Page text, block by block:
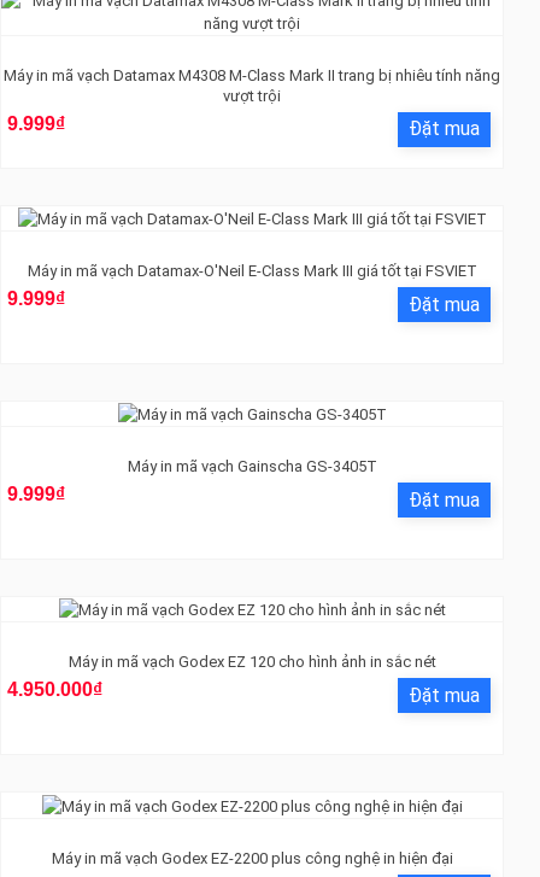
Máy in mã vạch Datamax M4308 M-Class Mark II trang bị nhiêu tính năng
vượt trội
9.999₫
Máy in mã vạch Datamax-O'Neil E-Class Mark III giá tốt tại FSVIET
9.999₫
Máy in mã vạch Gainscha GS-3405T
9.999₫
Máy in mã vạch Godex EZ 120 cho hình ảnh in sắc nét
4.950.000₫
Máy in mã vạch Godex EZ-2200 plus công nghệ in hiện đại